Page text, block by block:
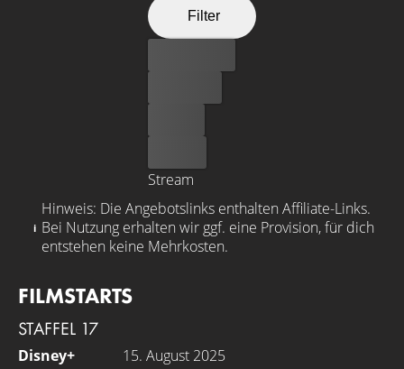
Filter
Stream
Hinweis: Die Angebotslinks enthalten Affiliate-Links.
Bei Nutzung erhalten wir ggf. eine Provision, für dich
entstehen keine Mehrkosten.
FILMSTARTS
STAFFEL 17
Disney+ 15. August 2025